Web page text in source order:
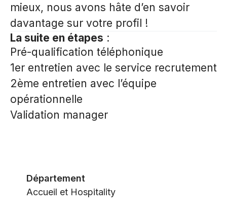
mieux, nous avons hâte d’en savoir
davantage sur votre profil !
La suite en étapes :
Pré-qualification téléphonique
1er entretien avec le service recrutement
2ème entretien avec l’équipe
opérationnelle
Validation manager
Département
Accueil et Hospitality